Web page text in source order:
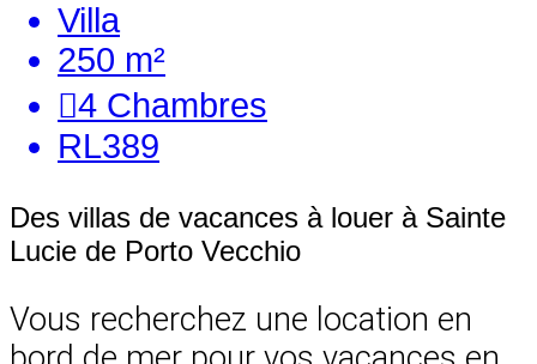
Villa
250 m²
4 Chambres
RL389
Des villas de vacances à louer à Sainte
Lucie de Porto Vecchio
Vous recherchez une location en